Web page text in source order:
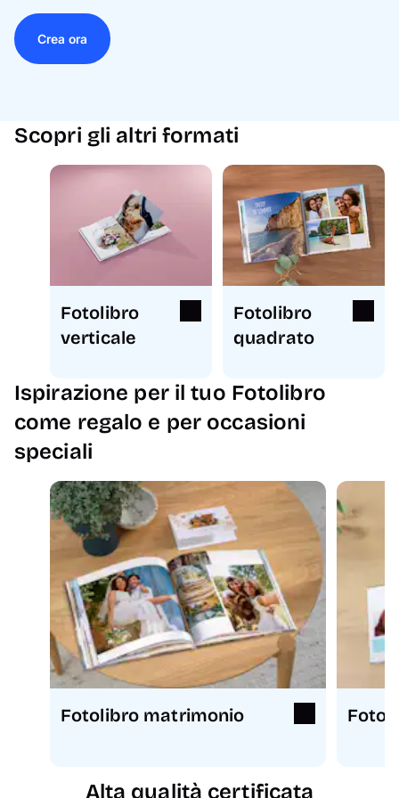
Crea ora
Scopri gli altri formati
Fotolibro
verticale
Fotolibro
quadrato
Ispirazione per il tuo Fotolibro
come regalo e per occasioni
speciali
Fotolibro matrimonio
Alta qualità certificata